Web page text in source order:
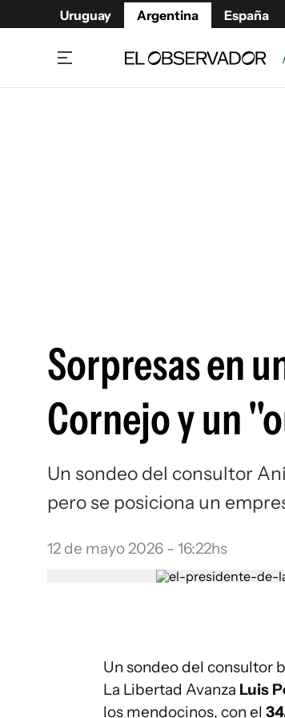
Uruguay Argentina España
Sorpresas en
Cornejo y un
Un sondeo del consultor
pero se posiciona un
12 de mayo 2026 - 16:22hs
Un sondeo del consultor
La Libertad Avanza Luis
los mendocinos, con el